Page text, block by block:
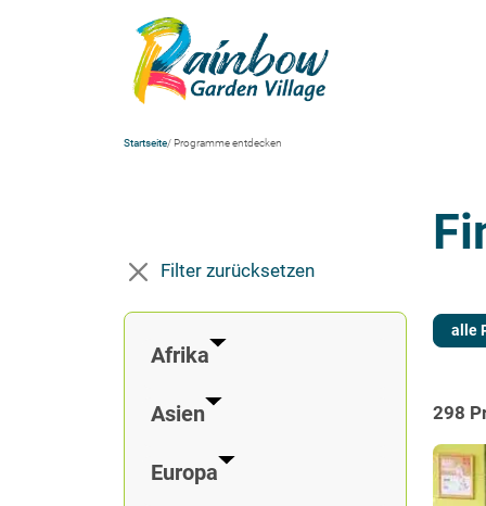
Startseite/ Programme entdecken
alle
298
Filter zurücksetzen
Afrika
Asien
Europa